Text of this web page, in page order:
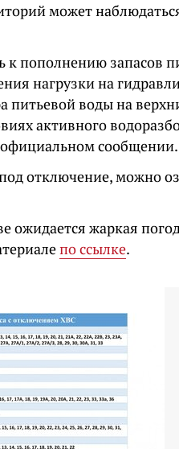
может
к пополнению запасов
нагрузки на
питьевой воды на
активного
сообщении.
отключение, можно
ожидается жаркая
по ссылке.